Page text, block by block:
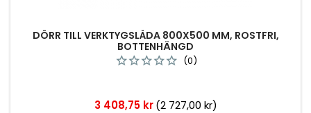
DÖRR TILL VERKTYGSLÅDA 800X500 MM, ROSTFRI,
BOTTENHÄNGD
(0)
Pris
3 408,75 kr (2 727,00 kr)